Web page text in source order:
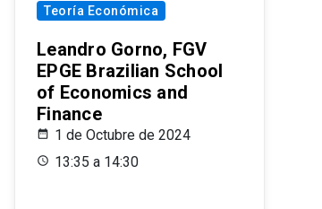
Teoría Económica
Leandro Gorno, FGV
EPGE Brazilian School
of Economics and
Finance
1 de Octubre de 2024
13:35 a 14:30